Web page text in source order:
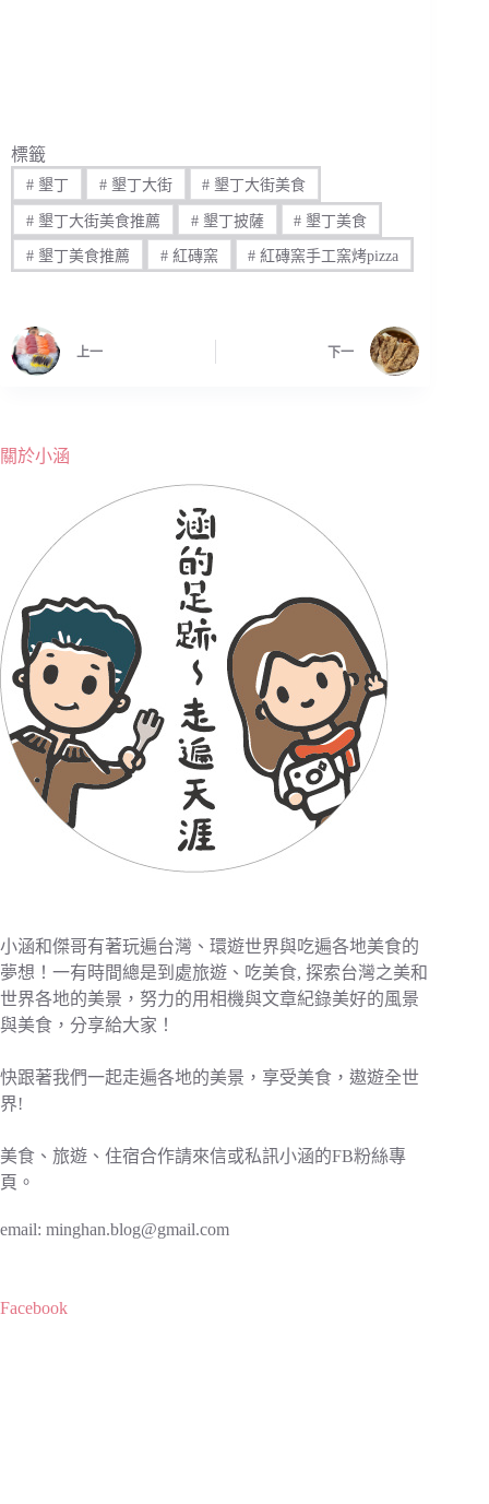
標籤
#墾丁 #墾丁大街 # 墾丁大街美食
#墾丁大街美食推薦 #墾丁披薩 # 墾丁美食
#墾丁美食推薦 #紅磚窯 # 紅磚窯手工窯烤pizza
上一 下一
關於小涵
小涵和傑哥有著玩遍台灣、環遊世界與吃遍各地美食的
夢想！一有時間總是到處旅遊、吃美食, 探索台灣之美和
世界各地的美景，努力的用相機與文章紀錄美好的風景
與美食，分享給大家！
快跟著我們一起走遍各地的美景，享受美食，遨遊全世
界!
美食、旅遊、住宿合作請來信或私訊小涵的FB粉絲專
頁。
email: minghan.blog@gmail.com
Facebook